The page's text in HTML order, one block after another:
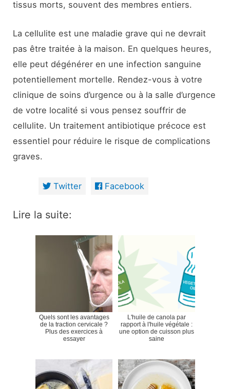
tissus morts, souvent des membres entiers.
La cellulite est une maladie grave qui ne devrait
pas être traitée à la maison. En quelques heures,
elle peut dégénérer en une infection sanguine
potentiellement mortelle. Rendez-vous à votre
clinique de soins d’urgence ou à la salle d’urgence
de votre localité si vous pensez souffrir de
cellulite. Un traitement antibiotique précoce est
essentiel pour réduire le risque de complications
graves.
Twitter Facebook
Lire la suite:
Quels sont les avantages
de la traction cervicale ?
Plus des exercices à
essayer
L'huile de canola par
rapport à l'huile végétale :
une option de cuisson plus
saine